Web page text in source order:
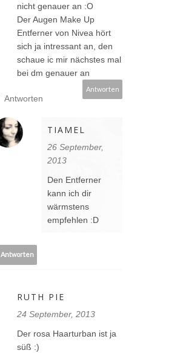
nicht genauer an :O
Der Augen Make Up
Entferner von Nivea hört
sich ja intressant an, den
schaue ic mir nächstes mal
bei dm genauer an
Antworten
Antworten
TIAMEL
26 September,
2013
Den Entferner
kann ich dir
wärmstens
empfehlen :D
Antworten
RUTH PIE
24 September, 2013
Der rosa Haarturban ist ja
süß :)